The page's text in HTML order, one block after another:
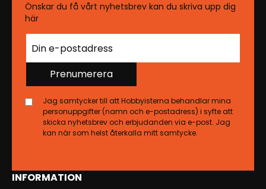
INFORMATION
Önskar du få vårt nyhetsbrev kan du skriva upp dig
här
Prenumerera
Jag samtycker till att Hobbyisterna behandlar mina
personuppgifter (namn och e-postadress) i syfte att
skicka nyhetsbrev och erbjudanden via e-post. Jag
kan när som helst återkalla mitt samtycke.